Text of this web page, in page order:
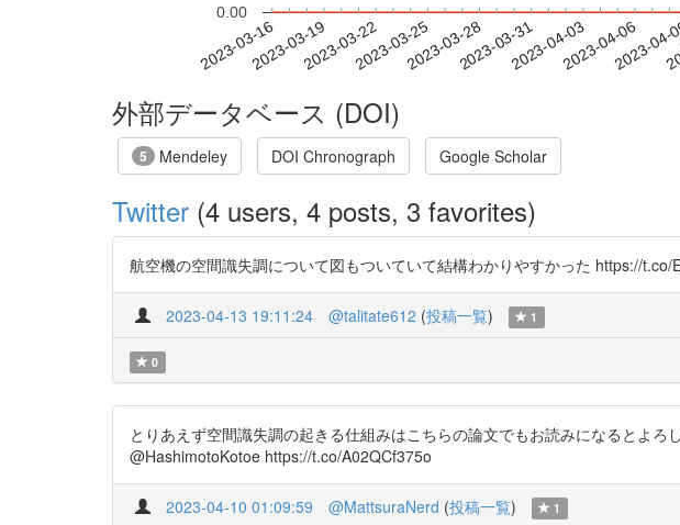
2023-03-162023-03-192023-03-222023-03-252023-03-282023-03-312023-04-032023-04-06
2023-
0.00
外部データベース (DOI)
5 Mendeley DOI Chronograph Google Scholar
Twitter (4 users, 4 posts, 3 favorites)
航空機の空間識失調について図もついていて結構わかりやすかった https://t.co/
2023-04-13 19:11:24 @talitate612 (投稿一覧) 1
0
とりあえず空間識失調の起きる仕組みはこちらの論文でもお読みになるとよ
@HashimotoKotoe https://t.co/A02QCf375o
2023-04-10 01:09:59 @MattsuraNerd (投稿一覧) 1